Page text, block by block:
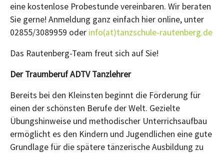
eine kostenlose Probestunde vereinbaren. Wir beraten
Sie gerne! Anmeldung ganz einfach hier online, unter
02855/3089959 oder info(at)tanzschule-rautenberg.de
Das Rautenberg-Team freut sich auf Sie!
Der Traumberuf ADTV Tanzlehrer
Bereits bei den Kleinsten beginnt die Förderung für
einen der schönsten Berufe der Welt. Gezielte
Übungshinweise und methodischer Unterrichsaufbau
ermöglicht es den Kindern und Jugendlichen eine gute
Grundlage für die spätere tänzerische Ausbildung zu